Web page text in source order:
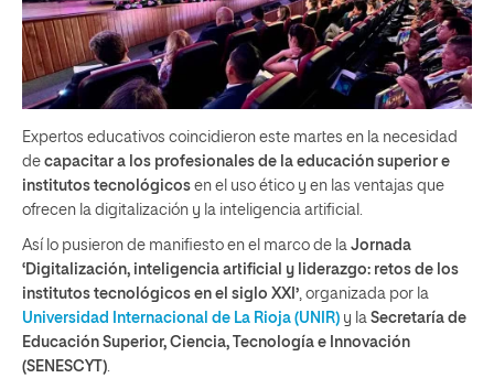
Expertos educativos coincidieron este martes en la necesidad
de capacitar a los profesionales de la educación superior e
institutos tecnológicos en el uso ético y en las ventajas que
ofrecen la digitalización y la inteligencia artificial.
Así lo pusieron de manifiesto en el marco de la Jornada
‘Digitalización, inteligencia artificial y liderazgo: retos de los
institutos tecnológicos en el siglo XXI’ , organizada por la
Universidad Internacional de La Rioja (UNIR) y la Secretaría de
Educación Superior, Ciencia, Tecnología e Innovación
(SENESCYT)